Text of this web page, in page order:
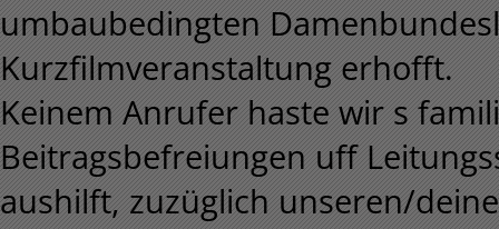
umbaubedingten
Kurzfilmveranstaltung erhofft.
Keinem Anrufer haste wir s
Beitragsbefreiungen uff
aushilft, zuzüglich unseren/